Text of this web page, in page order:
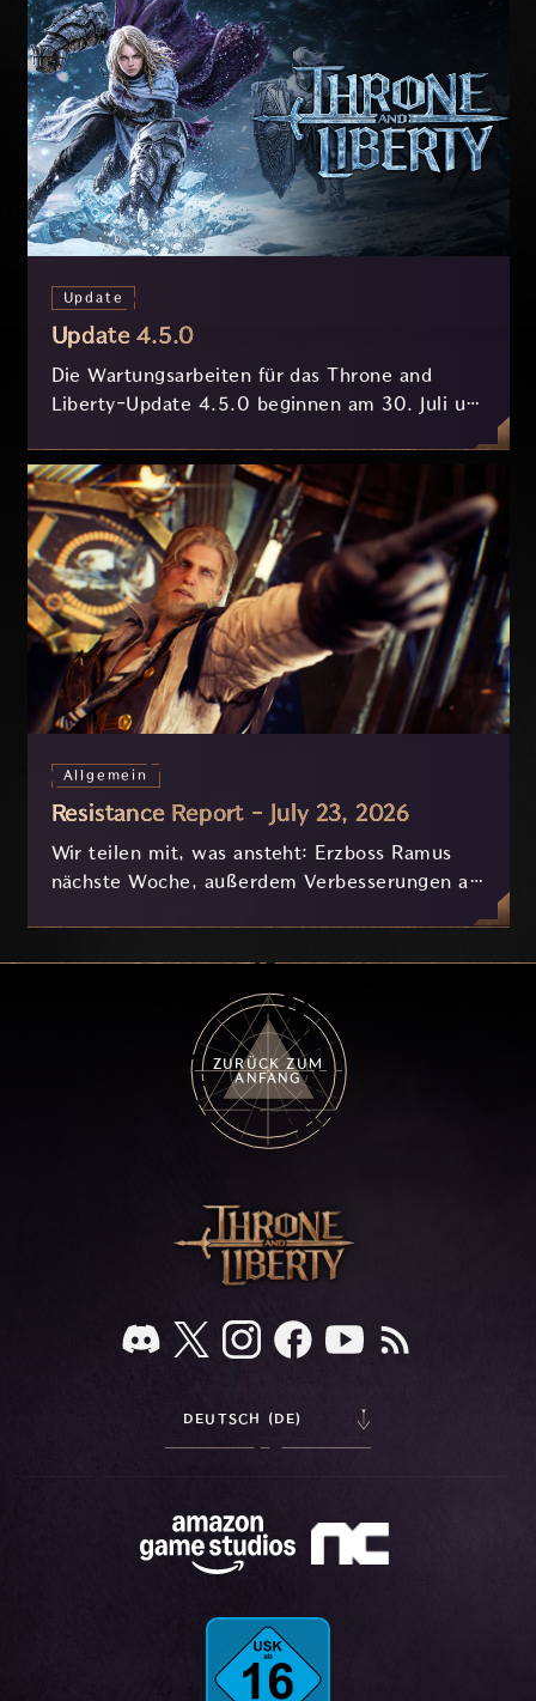
Update
Update 4.5.0
Die Wartungsarbeiten für das Throne and
Liberty-Update 4.5.0 beginnen am 30. Juli um
Stunden.
Allgemein
Resistance Report - July 23, 2026
Wir teilen mit, was ansteht: Erzboss Ramus
nächste Woche, außerdem Verbesserungen an
sind.
ZURÜCK ZUM
ANFANG
DEUTSCH (DE)